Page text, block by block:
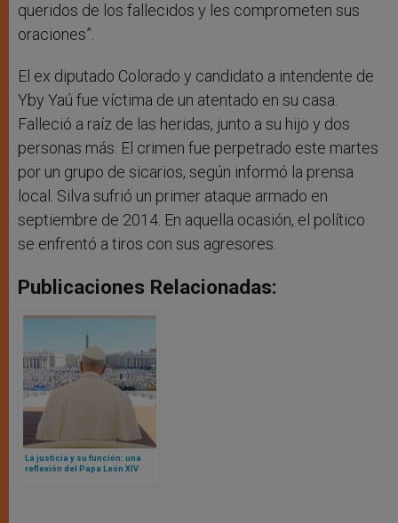
queridos de los fallecidos y les comprometen sus
oraciones”.
El ex diputado Colorado y candidato a intendente de
Yby Yaú fue víctima de un atentado en su casa.
Falleció a raíz de las heridas, junto a su hijo y dos
personas más. El crimen fue perpetrado este martes
por un grupo de sicarios, según informó la prensa
local. Silva sufrió un primer ataque armado en
septiembre de 2014. En aquella ocasión, el político
se enfrentó a tiros con sus agresores.
Publicaciones Relacionadas:
La justicia y su función: una
reflexión del Papa León XIV